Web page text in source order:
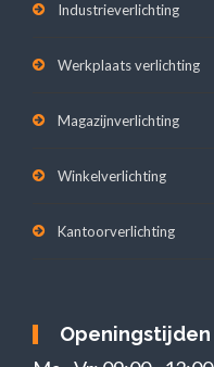
Industrieverlichting
Werkplaats verlichting
Magazijnverlichting
Winkelverlichting
Kantoorverlichting
Openingstijden